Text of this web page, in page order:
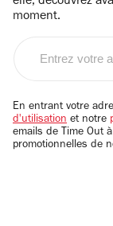
moment.
email
En entrant votre
d'utilisation et notre
emails de Time Out
promotionnelles de